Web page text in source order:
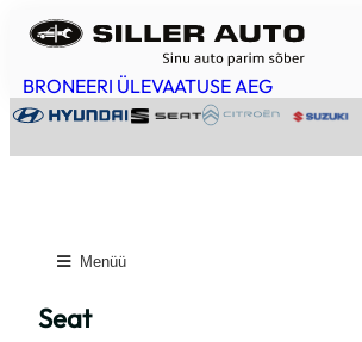
Liigu
sisu
BRONEERI ÜLEVAATUSE AEG
Menüü
Seat